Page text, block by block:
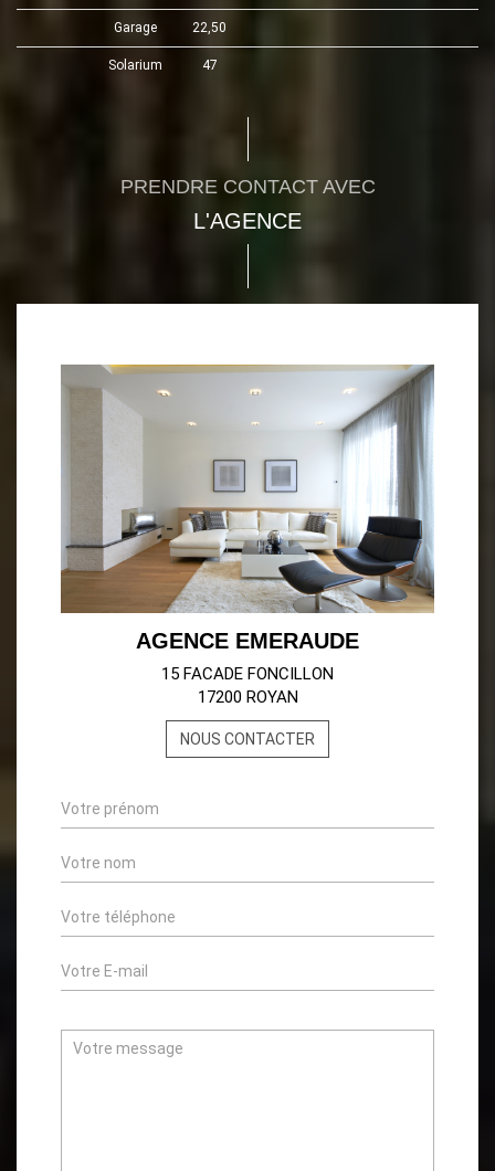
Garage 22,50
Solarium 47
PRENDRE CONTACT AVEC
L'AGENCE
AGENCE EMERAUDE
15 FACADE FONCILLON
17200 ROYAN
NOUS CONTACTER